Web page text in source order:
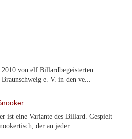
von elf Billardbegeisterten
e. V. in den ve...
ist eine Variante des Billard. Gespielt
der an jeder ...